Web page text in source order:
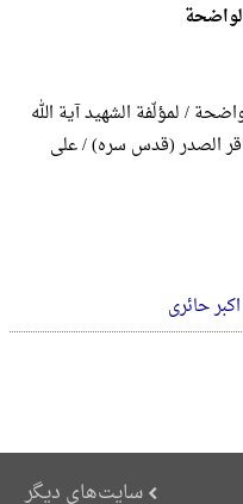
/ لمؤلّفة الشهید آیة الله
الصدر (قدس سره) / علی
حائری
سایت‌های دیگر